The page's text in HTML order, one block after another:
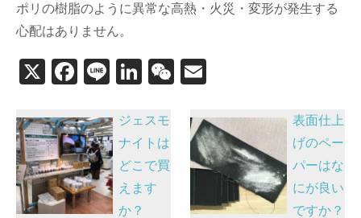
ポリの樹脂のように異常な高熱・火災・変形が発生する
心配はありません。
X
F
c
e
b
o
Li
e
Li
k
e
dI
n
W
C
at
ail
投
稿
ナ
ビ
ジェスモ
ナイトは
どこで買
えます
か？
表面仕上
げのペー
パーはな
にが良い
ですか？